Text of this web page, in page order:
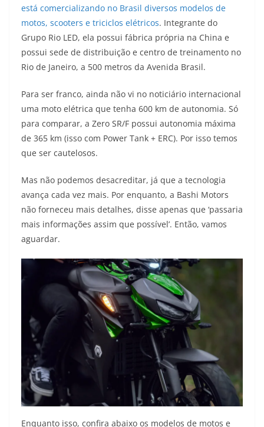
está comercializando no Brasil diversos modelos de
motos, scooters e triciclos elétricos. Integrante do
Grupo Rio LED, ela possui fábrica própria na China e
possui sede de distribuição e centro de treinamento no
Rio de Janeiro, a 500 metros da Avenida Brasil.
Para ser franco, ainda não vi no noticiário internacional
uma moto elétrica que tenha 600 km de autonomia. Só
para comparar, a Zero SR/F possui autonomia máxima
de 365 km (isso com Power Tank + ERC). Por isso temos
que ser cautelosos.
Mas não podemos desacreditar, já que a tecnologia
avança cada vez mais. Por enquanto, a Bashi Motors
não forneceu mais detalhes, disse apenas que ‘passaria
mais informações assim que possível’. Então, vamos
aguardar.
Enquanto isso, confira abaixo os modelos de motos e